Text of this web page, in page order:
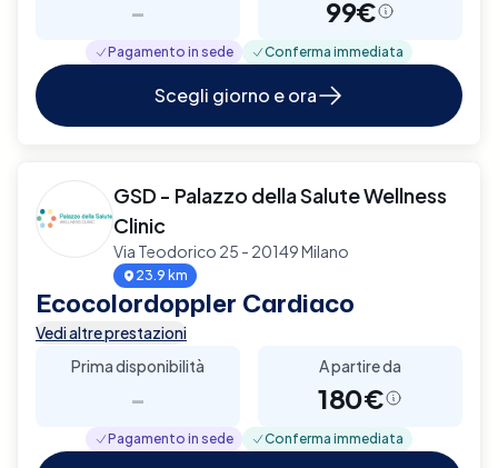
- 99€
Pagamento in sede Conferma immediata
Scegli giorno e ora
GSD - Palazzo della Salute Wellness
Clinic
Via Teodorico 25 - 20149 Milano
23.9 km
Ecocolordoppler Cardiaco
Vedi altre prestazioni
Prima disponibilità
-
A partire da
180€
Pagamento in sede Conferma immediata